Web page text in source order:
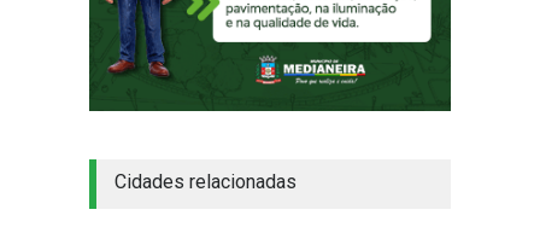
Cidades relacionadas